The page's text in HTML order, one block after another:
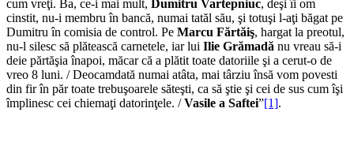
cum vreţi. Ba, ce-i mai mult, Dumitru Vartepniuc, deşi îi om
cinstit, nu-i membru în bancă, numai tatăl său, şi totuşi l-aţi băgat pe
Dumitru în comisia de con­trol. Pe Marcu Fărtăiş, hargat la preotul,
nu-l silesc să plătească carnetele, iar lui Ilie Grămadă nu vreau să-i
deie părtăşia înapoi, măcar că a plătit toate datoriile şi a cerut-o de
vreo 8 luni. / Deocamdată numai atâta, mai târziu însă vom povesti
din fir în păr toate trebuşoarele săteşti, ca să ştie şi cei de sus cum îşi
împlinesc cei chiemaţi datorinţele. /Vasile a Saftei”[1].